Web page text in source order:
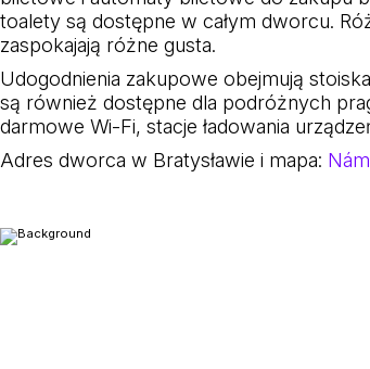
toalety są dostępne w całym dworcu.
zaspokajają różne gusta.
Udogodnienia zakupowe obejmują
są również dostępne dla podróżnych
darmowe Wi-Fi, stacje ładowania
Adres dworca w Bratysławie i mapa: